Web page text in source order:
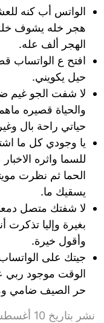
الواتس أب كنه
هجر خله يشوف خله
الهجر ألف عله.
افتح ع الواتساب
حيل يكويني.
لا شفت الجو غيم
والحياة قصيره
حياتي راحة بال
يا وجودي كل ما
للسما واثره
الحما ثم نظرت
يسقيك ما.
لا شفتك متصل
بغيرة وإليا تذكرت
وأقول خيرة.
جيتك على
الوقت موجود
حر الصيف ضامي
نشر بتاريخ 10 أغسطس، 2020